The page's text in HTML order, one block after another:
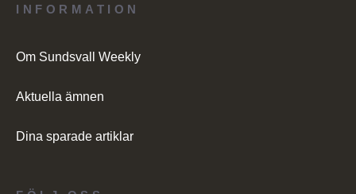
INFORMATION
Om Sundsvall Weekly
Aktuella ämnen
Dina sparade artiklar